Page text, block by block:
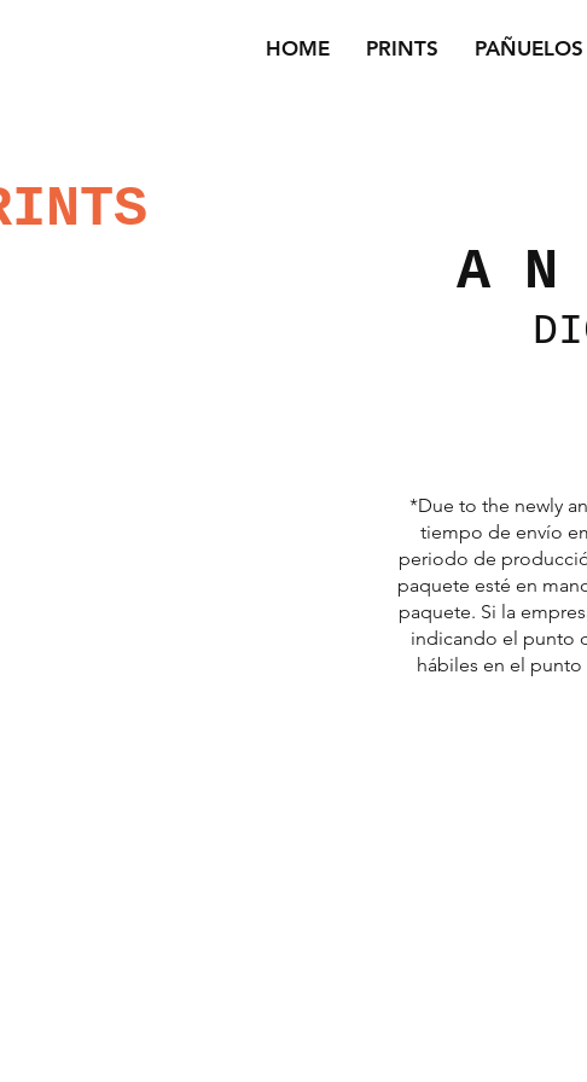
HOME PRINTS PAÑUELOS
A
*Due to the newly
tiempo de envío
periodo de
paquete esté en
paquete. Si la
indicando el punto
hábiles en el